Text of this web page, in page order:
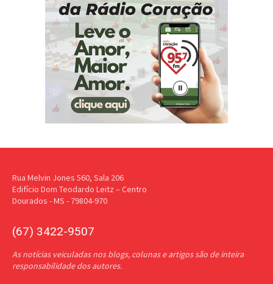
Rua Melvin Jones 560, Sala 206
Edifício Dom Teodardo Leitz – Centro
Dourados - MS - 79804-970
(67) 3422-9507
As notícias veiculadas nos blogs, colunas e artigos são de inteira
responsabilidade dos autores.